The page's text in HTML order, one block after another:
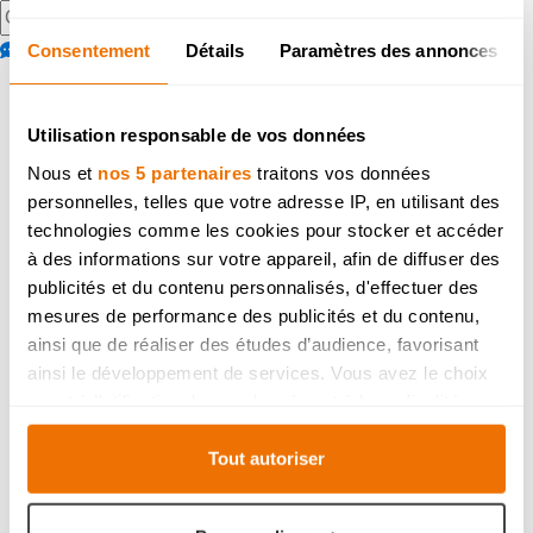
Consentement Détails Paramètres des annonces
Utilisation responsable de vos données
Nous et nos 5 partenaires traitons vos données
personnelles, telles que votre adresse IP, en utilisant des
technologies comme les cookies pour stocker et accéder
à des informations sur votre appareil, afin de diffuser des
publicités et du contenu personnalisés, d'effectuer des
mesures de performance des publicités et du contenu,
ainsi que de réaliser des études d’audience, favorisant
ainsi le développement de services. Vous avez le choix
Vous pouvez modifier ou retirer votre consentement à
tout moment en consultant la Déclaration relative aux
cookies ou en cliquant sur l'icône de confidentialité.
Tout autoriser
Nous contacter
Pratique
Coronamaatregelen
- veelgestelde
vragen